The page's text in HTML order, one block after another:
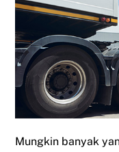
Mungkin banyak